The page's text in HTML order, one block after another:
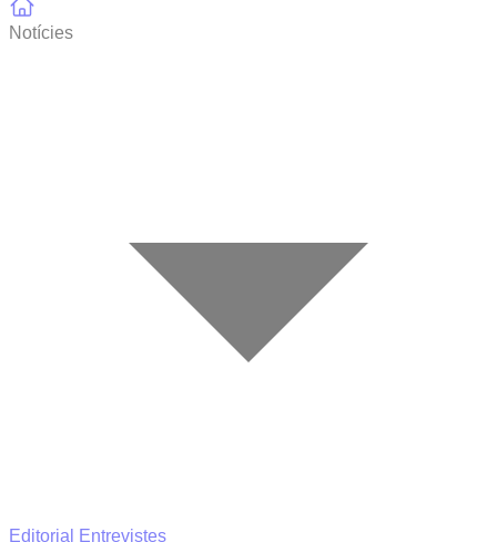
Notícies
Editorial
Entrevistes